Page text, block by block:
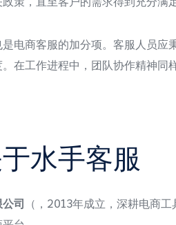
电商客服的加分项。客服人员
在工作进程中，团队协作精神
水手客服
司
（，2013年成立，深耕电商